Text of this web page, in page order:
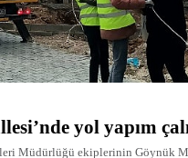
yol yapım
Müdürlüğü ekiplerinin Göynük